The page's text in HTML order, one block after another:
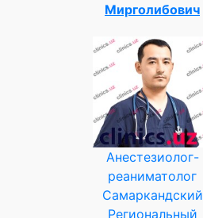
Мирголибович
Анестезиолог-
реаниматолог
Самаркандский
Региональный